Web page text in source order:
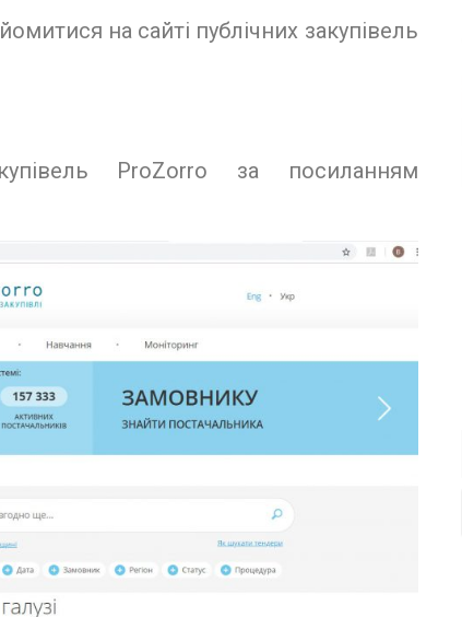
на сайті публічних закупівель
ProZorro за посиланням